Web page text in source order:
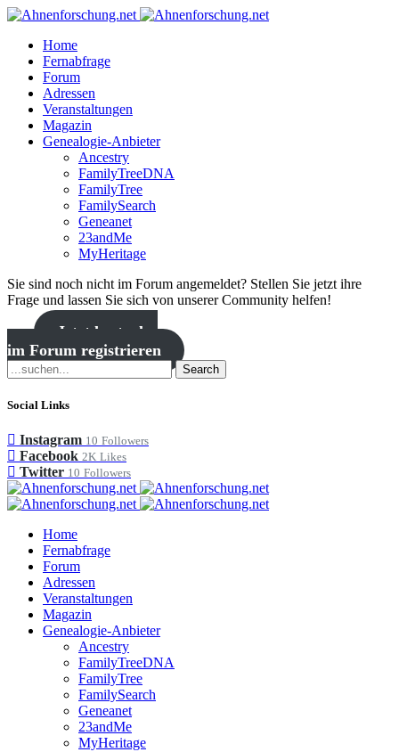
Home
Fernabfrage
Forum
Adressen
Veranstaltungen
Magazin
Genealogie-Anbieter
Ancestry
FamilyTreeDNA
FamilyTree
FamilySearch
Geneanet
23andMe
MyHeritage
Sie sind noch nicht im Forum angemeldet? Stellen Sie jetzt ihre
Frage und lassen Sie sich von unserer Community helfen!
Jetzt kostenlos
im Forum registrieren
Search
Social Links
Instagram 10 Followers
Facebook 2K Likes
Twitter 10 Followers
Home
Fernabfrage
Forum
Adressen
Veranstaltungen
Magazin
Genealogie-Anbieter
Ancestry
FamilyTreeDNA
FamilyTree
FamilySearch
Geneanet
23andMe
MyHeritage